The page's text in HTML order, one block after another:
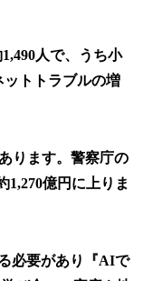
人で、うち小
ットトラブルの増
ります。警察庁の
1,270億円に上りま
必要があり『AIで